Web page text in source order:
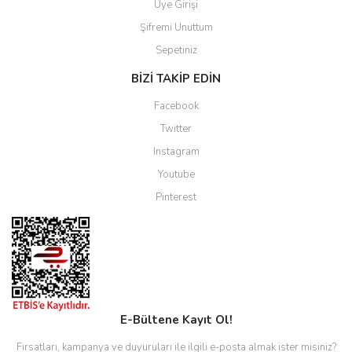
Üye Girişi
Şifremi Unuttum
Sepetiniz
BİZİ TAKİP EDİN
Facebook
Twitter
Instagram
Youtube
Pinterest
E-Bültene Kayıt Ol!
Fırsatları, kampanya ve duyuruları ile ilgili e-posta almak ister misiniz?